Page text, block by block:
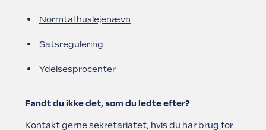
Normtal huslejenævn
Satsregulering
Ydelsesprocenter
Fandt du ikke det, som du ledte efter?
Kontakt gernesekretariatet, hvis du har brug for